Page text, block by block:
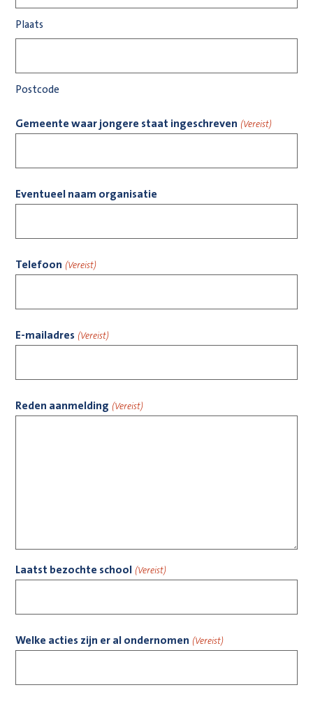
Plaats
Postcode
Gemeente waar jongere staat ingeschreven (Vereist)
Eventueel naam organisatie
Telefoon (Vereist)
E-mailadres (Vereist)
Reden aanmelding (Vereist)
Laatst bezochte school (Vereist)
Welke acties zijn er al ondernomen (Vereist)